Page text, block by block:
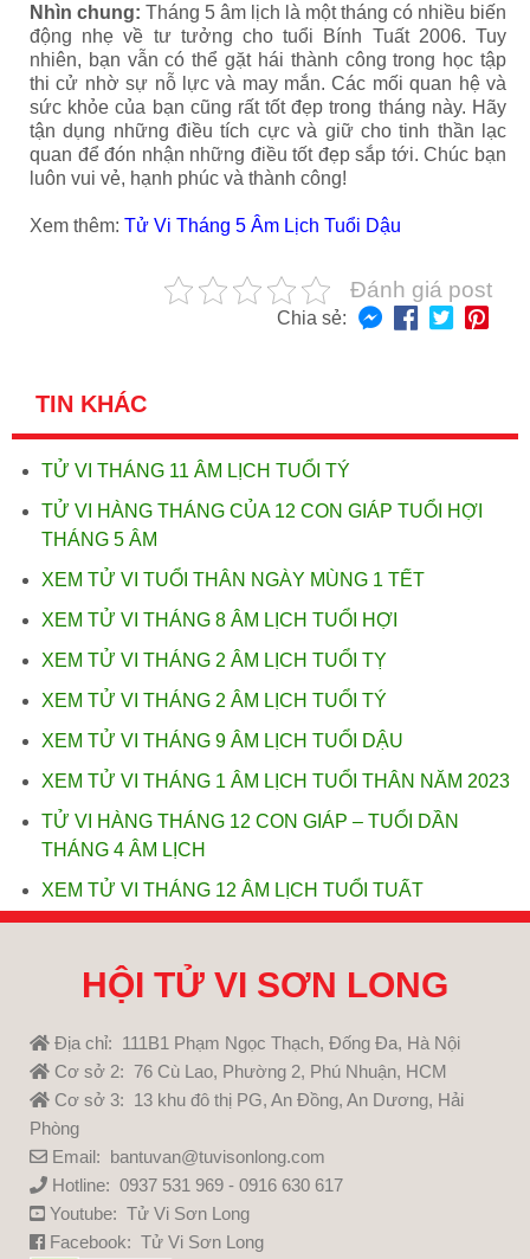
Nhìn chung: Tháng 5 âm lịch là một tháng có nhiều biến
động nhẹ về tư tưởng cho tuổi Bính Tuất 2006. Tuy
nhiên, bạn vẫn có thể gặt hái thành công trong học tập
thi cử nhờ sự nỗ lực và may mắn. Các mối quan hệ và
sức khỏe của bạn cũng rất tốt đẹp trong tháng này. Hãy
tận dụng những điều tích cực và giữ cho tinh thần lạc
quan để đón nhận những điều tốt đẹp sắp tới. Chúc bạn
luôn vui vẻ, hạnh phúc và thành công!
Xem thêm: Tử Vi Tháng 5 Âm Lịch Tuổi Dậu
Đánh giá post
Chia sẻ:
TIN KHÁC
TỬ VI THÁNG 11 ÂM LỊCH TUỔI TÝ
TỬ VI HÀNG THÁNG CỦA 12 CON GIÁP TUỔI HỢI
THÁNG 5 ÂM
XEM TỬ VI TUỔI THÂN NGÀY MÙNG 1 TẾT
XEM TỬ VI THÁNG 8 ÂM LỊCH TUỔI HỢI
XEM TỬ VI THÁNG 2 ÂM LỊCH TUỔI TỴ
XEM TỬ VI THÁNG 2 ÂM LỊCH TUỔI TÝ
XEM TỬ VI THÁNG 9 ÂM LỊCH TUỔI DẬU
XEM TỬ VI THÁNG 1 ÂM LỊCH TUỔI THÂN NĂM 2023
TỬ VI HÀNG THÁNG 12 CON GIÁP – TUỔI DẦN
THÁNG 4 ÂM LỊCH
XEM TỬ VI THÁNG 12 ÂM LỊCH TUỔI TUẤT
HỘI TỬ VI SƠN LONG
Địa chỉ: 111B1 Phạm Ngọc Thạch, Đống Đa, Hà Nội
Cơ sở 2: 76 Cù Lao, Phường 2, Phú Nhuận, HCM
Cơ sở 3: 13 khu đô thị PG, An Đồng, An Dương, Hải
Phòng
Email: bantuvan@tuvisonlong.com
Hotline: 0937 531 969 - 0916 630 617
Youtube: Tử Vi Sơn Long
Facebook: Tử Vi Sơn Long